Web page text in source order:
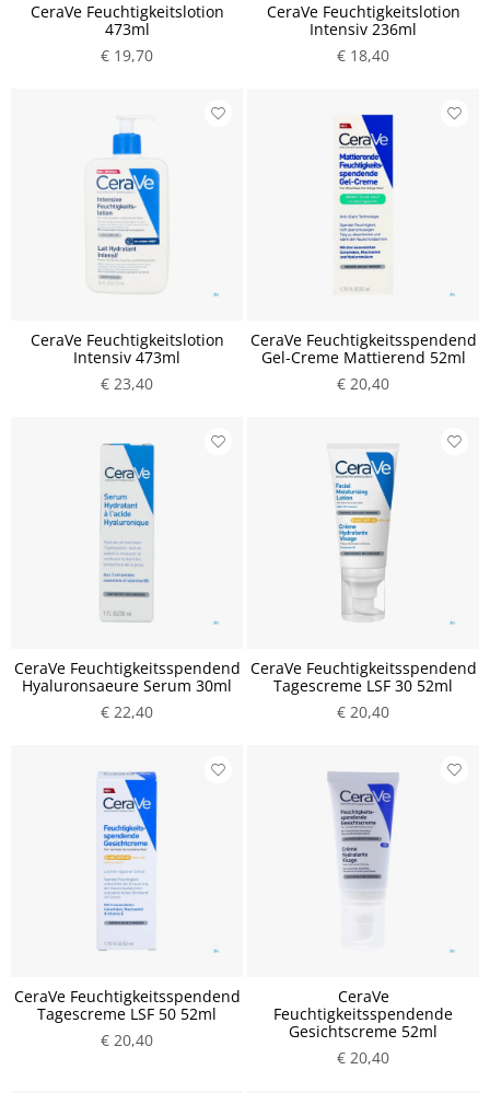
CeraVe Feuchtigkeitslotion
473ml
€ 19,70
CeraVe Feuchtigkeitslotion
Intensiv 236ml
€ 18,40
CeraVe Feuchtigkeitslotion
Intensiv 473ml
€ 23,40
CeraVe Feuchtigkeitsspendend
Gel-Creme Mattierend 52ml
€ 20,40
CeraVe Feuchtigkeitsspendend
Hyaluronsaeure Serum 30ml
€ 22,40
CeraVe Feuchtigkeitsspendend
Tagescreme LSF 30 52ml
€ 20,40
CeraVe Feuchtigkeitsspendend
Tagescreme LSF 50 52ml
€ 20,40
CeraVe
Feuchtigkeitsspendende
Gesichtscreme 52ml
€ 20,40